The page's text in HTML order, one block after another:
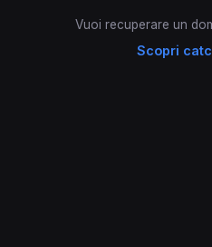
Vuoi recuperare un
Scopri